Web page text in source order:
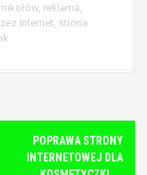
mikołów, reklama,
internet, strona
POPRAWA STRONY
INTERNETOWEJ DLA